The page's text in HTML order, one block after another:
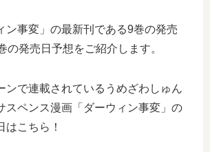
ン事変」の最新刊である9巻の発売
の発売日予想をご紹介します。
ンで連載されているうめざわしゅん
スペンス漫画「ダーウィン事変」の
はこちら！